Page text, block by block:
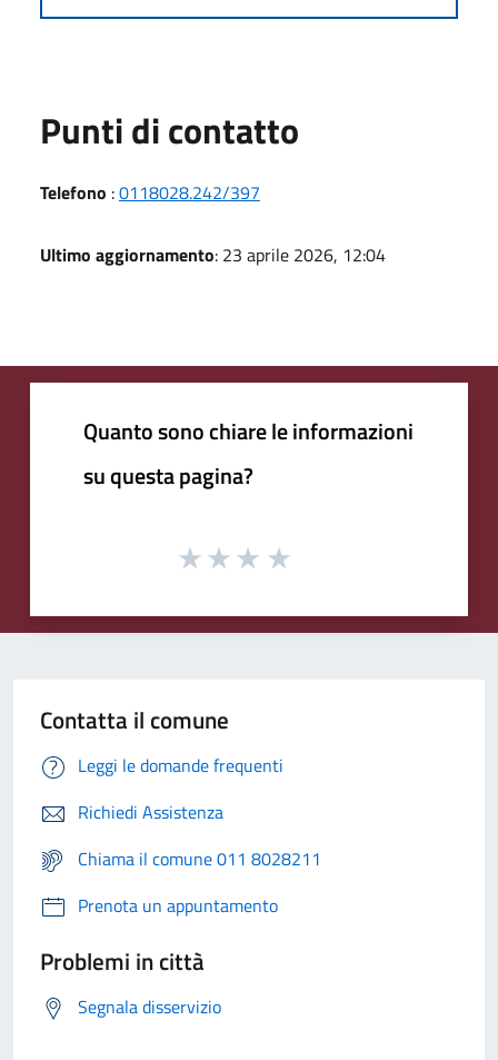
Punti di contatto
Telefono :0118028.242/397
Ultimo aggiornamento: 23 aprile 2026, 12:04
Quanto sono chiare le informazioni
su questa pagina?
Contatta il comune
Leggi le domande frequenti
Richiedi Assistenza
Chiama il comune 011 8028211
Prenota un appuntamento
Problemi in città
Segnala disservizio